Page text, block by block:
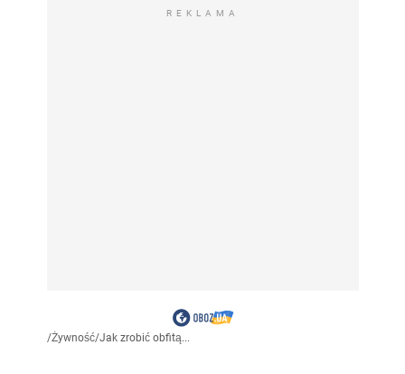
REKLAMA
/Żywność/Jak zrobić obfitą...